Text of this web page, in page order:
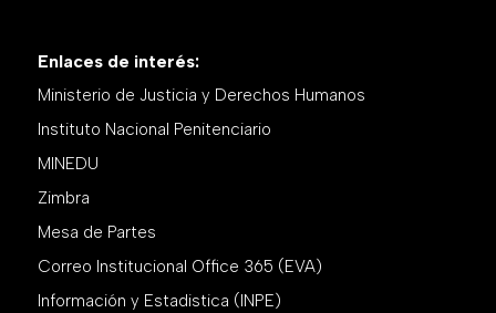
Enlaces de interés:
Ministerio de Justicia y Derechos Humanos
Instituto Nacional Penitenciario
MINEDU
Zimbra
Mesa de Partes
Correo Institucional Office 365 (EVA)
Información y Estadistica (INPE)